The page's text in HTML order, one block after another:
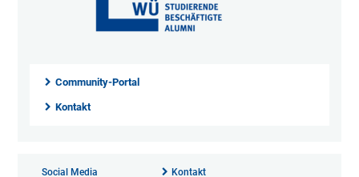
Community-Portal
Kontakt
Social Media Kontakt